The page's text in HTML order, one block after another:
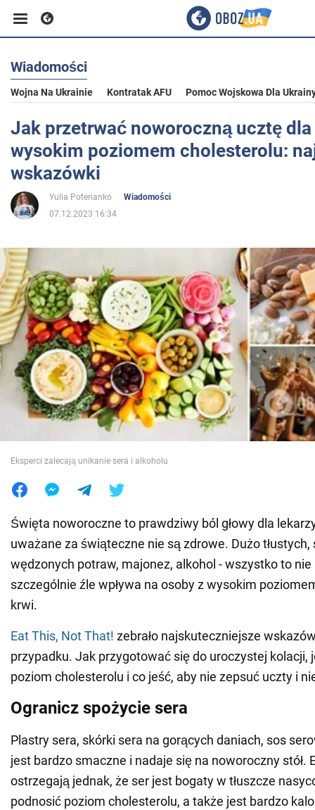
Biznes
Sport
Rozrywka
Życie
Polityka
Społeczeństwo
Wojna na Ukrainie
Świat
Jedzenie
Wiadomości
Wojna Na Ukrainie Kontratak AFU Pomoc Wojskowa Dla
Jak przetrwać noworoczną ucztę dla
wysokim poziomem cholesterolu:
wskazówki
Yulia Poterianko
Wiadomości
07.12.2023 16:34
Eksperci zalecają unikanie sera i alkoholu
Święta noworoczne to prawdziwy ból głowy dla
uważane za świąteczne nie są zdrowe. Dużo tłustych,
wędzonych potraw, majonez, alkohol - wszystko to
szczególnie źle wpływa na osoby z wysokim
krwi.
Eat This, Not That! zebrało najskuteczniejsze
przypadku. Jak przygotować się do uroczystej kolacji,
poziom cholesterolu i co jeść, aby nie zepsuć uczty i
Ogranicz spożycie sera
Plastry sera, skórki sera na gorących daniach, sos
jest bardzo smaczne i nadaje się na noworoczny stół.
ostrzegają jednak, że ser jest bogaty w tłuszcze
podnosić poziom cholesterolu, a także jest bardzo